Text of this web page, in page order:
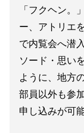
「フクヘン。
ー、アトリエ
で内覧会へ潜
ソード・思い
ように、地方
部員以外も参
申し込みが可